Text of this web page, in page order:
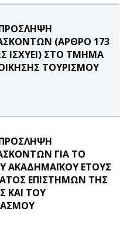
(ΑΡΘΡΟ 173
ΙΣΧΥΕΙ) ΣΤΟ ΤΜΗΜΑ
ΤΟΥΡΙΣΜΟΥ
ΓΙΑ ΤΟ
ΑΚΑΔΗΜΑΪΚΟΥ ΕΤΟΥΣ
ΕΠΙΣΤΗΜΩΝ ΤΗΣ
ΚΑΙ ΤΟΥ